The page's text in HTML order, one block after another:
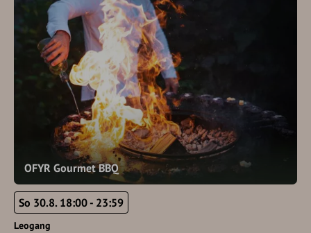
OFYR Gourmet BBQ
So 30.8. 18:00 - 23:59
Leogang